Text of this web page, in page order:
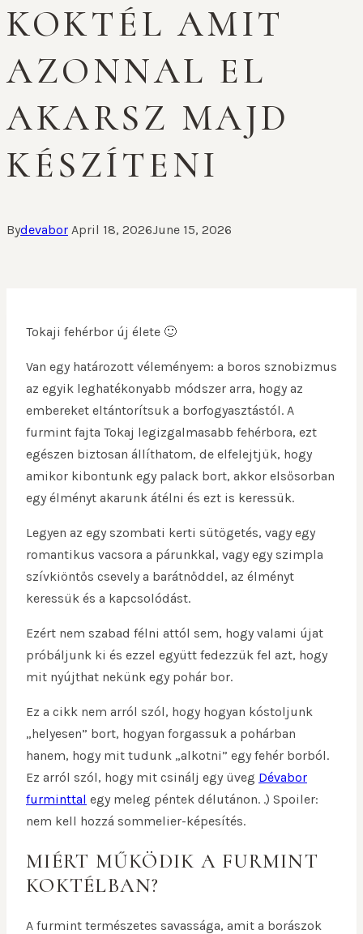
KOKTÉL AMIT
AZONNAL EL
AKARSZ MAJD
KÉSZÍTENI
Bydevabor April 18, 2026June 15, 2026
Tokaji fehérbor új élete 🙂
Van egy határozott véleményem: a boros sznobizmus
az egyik leghatékonyabb módszer arra, hogy az
embereket eltántorítsuk a borfogyasztástól. A
furmint fajta Tokaj legizgalmasabb fehérbora, ezt
egészen biztosan állíthatom, de elfelejtjük, hogy
amikor kibontunk egy palack bort, akkor elsősorban
egy élményt akarunk átélni és ezt is keressük.
Legyen az egy szombati kerti sütögetés, vagy egy
romantikus vacsora a párunkkal, vagy egy szimpla
szívkiöntős csevely a barátnőddel, az élményt
keressük és a kapcsolódást.
Ezért nem szabad félni attól sem, hogy valami újat
próbáljunk ki és ezzel együtt fedezzük fel azt, hogy
mit nyújthat nekünk egy pohár bor.
Ez a cikk nem arról szól, hogy hogyan kóstoljunk
„helyesen” bort, hogyan forgassuk a pohárban
hanem, hogy mit tudunk „alkotni” egy fehér borból.
Ez arról szól, hogy mit csinálj egy üveg Dévabor
furminttal egy meleg péntek délutánon. .) Spoiler:
nem kell hozzá sommelier-képesítés.
MIÉRT MŰKÖDIK A FURMINT
KOKTÉLBAN?
A furmint természetes savassága, amit a borászok